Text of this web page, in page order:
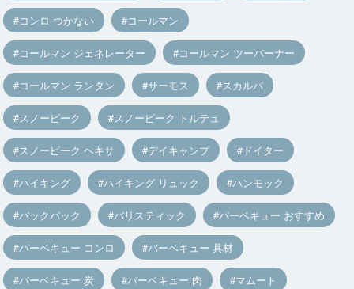
コンロ つかない コールマン
コールマン ジェネレーター コールマン ツーバーナー
コールマン ランタン サーモス スカルパ
スノーピーク スノーピーク トルテュ
スノーピーク ヘキサ デイキャンプ ドイター
ハイキング ハイキング リュック ハンモック
バックパック バリスティック バーベキュー おすすめ
バーベキュー コンロ バーベキュー 具材
バーベキュー 炭 バーベキュー 肉 マムート